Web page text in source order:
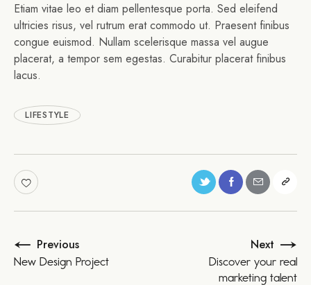
Etiam vitae leo et diam pellentesque porta. Sed eleifend
ultricies risus, vel rutrum erat commodo ut. Praesent finibus
congue euismod. Nullam scelerisque massa vel augue
placerat, a tempor sem egestas. Curabitur placerat finibus
lacus.
LIFESTYLE
Previous
New Design Project
Next
Discover your real
marketing talent